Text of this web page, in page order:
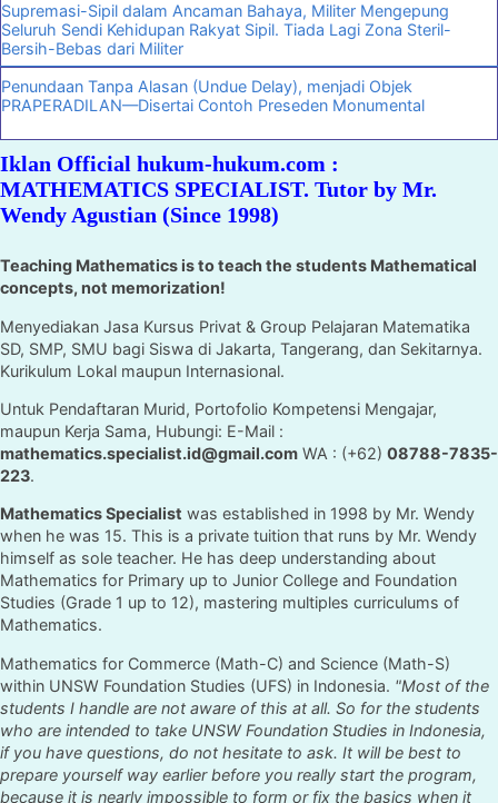
Supremasi-Sipil dalam Ancaman Bahaya, Militer Mengepung
Seluruh Sendi Kehidupan Rakyat Sipil. Tiada Lagi Zona Steril-
Bersih-Bebas dari Militer
Penundaan Tanpa Alasan (Undue Delay), menjadi Objek
PRAPERADILAN—Disertai Contoh Preseden Monumental
Iklan Official hukum-hukum.com :
MATHEMATICS SPECIALIST. Tutor by Mr.
Wendy Agustian (Since 1998)
Teaching Mathematics is to teach the students Mathematical
concepts, not memorization!
Menyediakan Jasa Kursus Privat & Group Pelajaran Matematika
SD, SMP, SMU bagi Siswa di Jakarta, Tangerang, dan Sekitarnya.
Kurikulum Lokal maupun Internasional.
Untuk Pendaftaran Murid, Portofolio Kompetensi Mengajar,
maupun Kerja Sama, Hubungi: E-Mail :
mathematics.specialist.id@gmail.com WA : (+62) 08788-7835-
223.
Mathematics Specialist was established in 1998 by Mr. Wendy
when he was 15. This is a private tuition that runs by Mr. Wendy
himself as sole teacher. He has deep understanding about
Mathematics for Primary up to Junior College and Foundation
Studies (Grade 1 up to 12), mastering multiples curriculums of
Mathematics.
Mathematics for Commerce (Math-C) and Science (Math-S)
within UNSW Foundation Studies (UFS) in Indonesia. "Most of the
students I handle are not aware of this at all. So for the students
who are intended to take UNSW Foundation Studies in Indonesia,
if you have questions, do not hesitate to ask. It will be best to
prepare yourself way earlier before you really start the program,
because it is nearly impossible to form or fix the basics when it